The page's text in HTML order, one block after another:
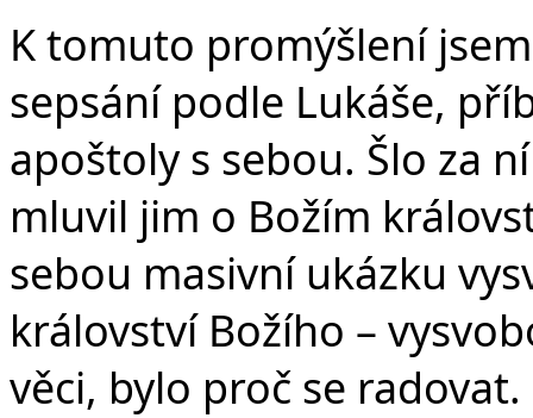
K tomuto promýšlení
sepsání podle Lukáše,
apoštoly s sebou. Šlo za
mluvil jim o Božím
sebou masivní ukázku
království Božího –
věci, bylo proč se radovat.